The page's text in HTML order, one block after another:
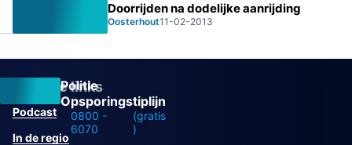
Doorrijden na dodelijke aanrijding
Oosterhout11-02-2013
Politie
Opsporingstiplijn
0800 -
6070
(gratis
)
Overige links
Podcast
In de regio